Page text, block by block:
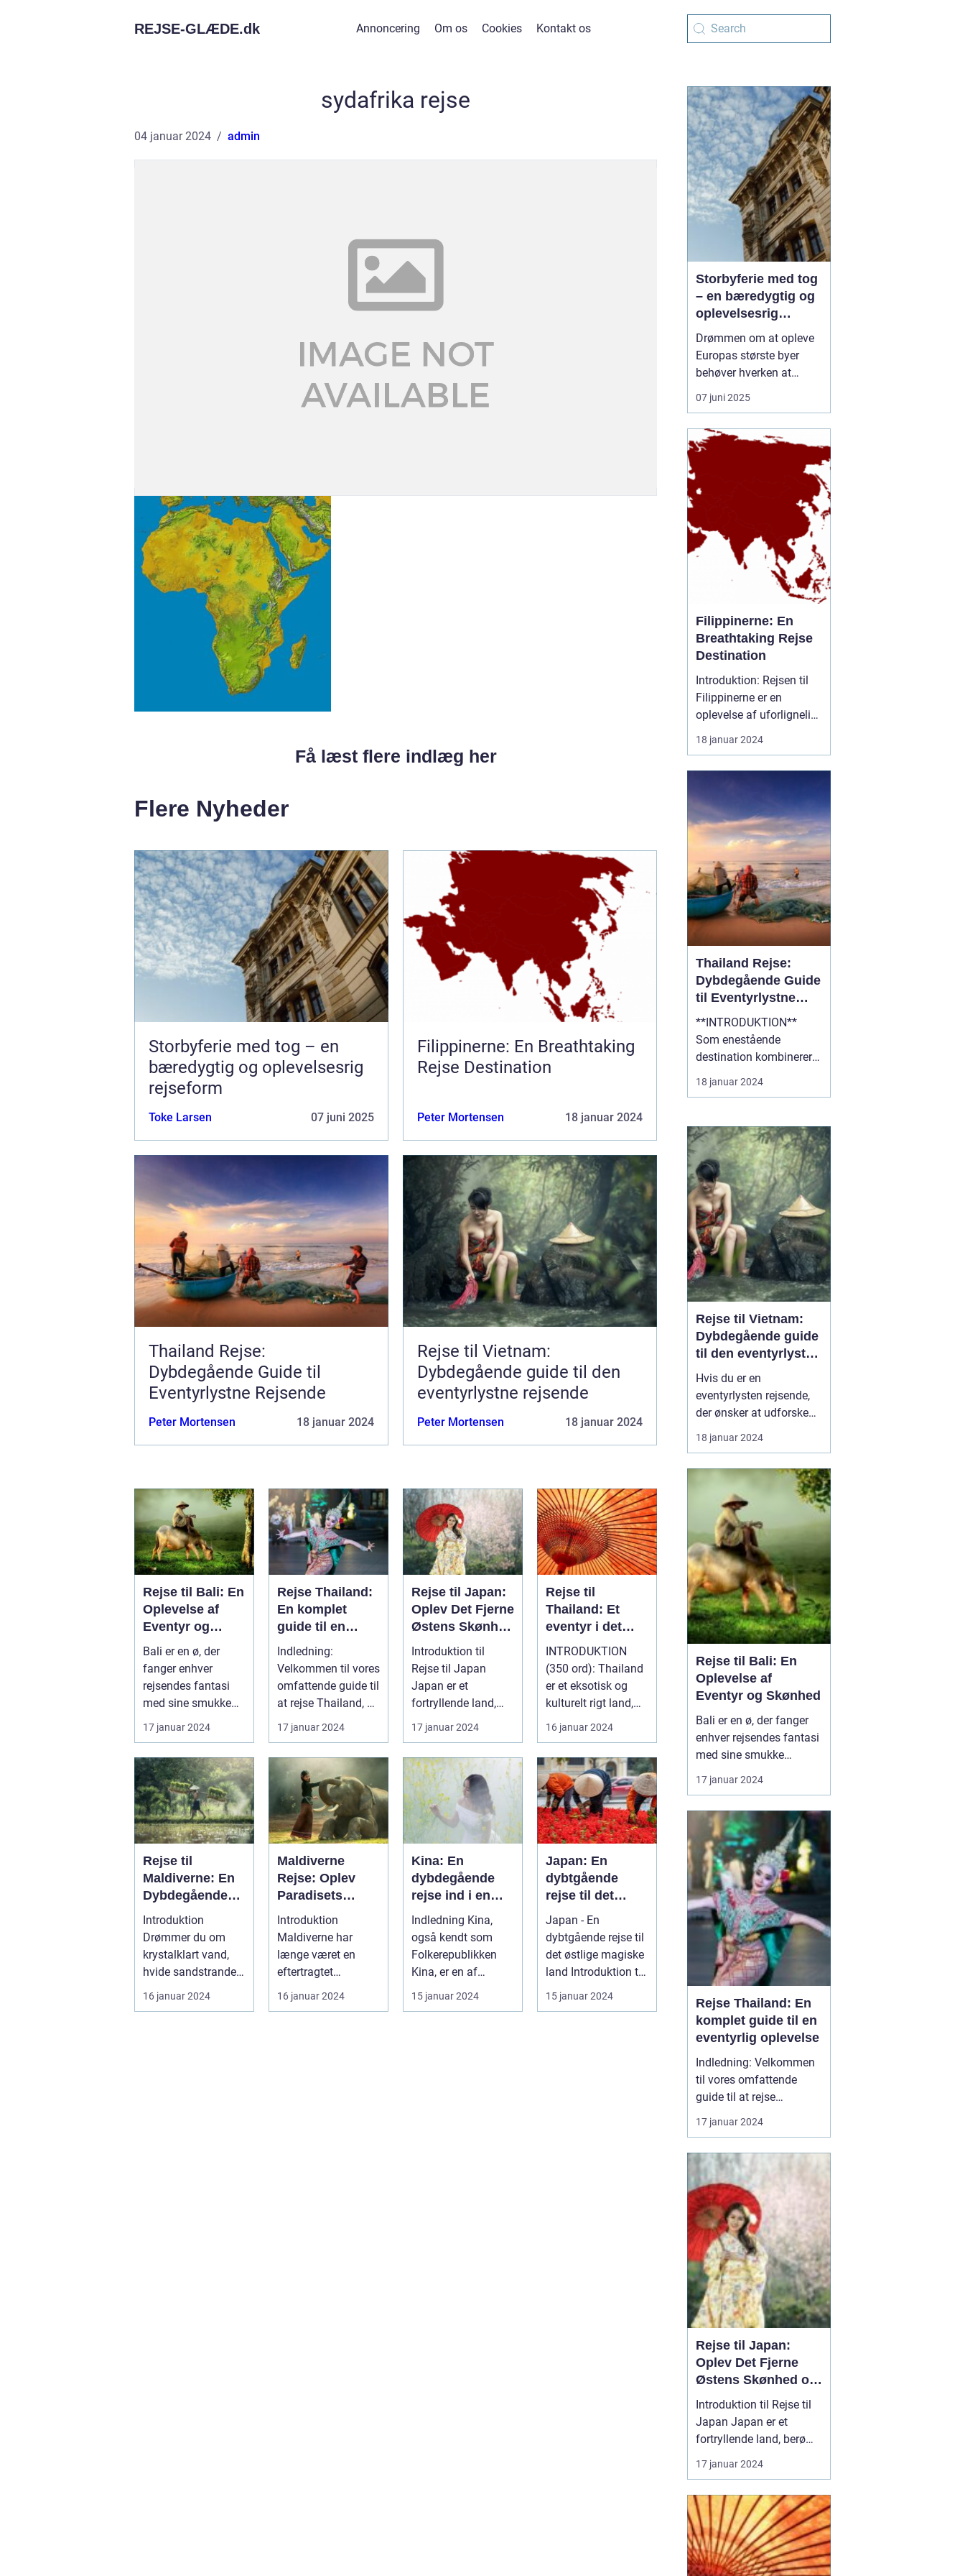
REJSE-GLÆDE.dk Annoncering Om os Cookies Kontakt os
sydafrika rejse
04 januar 2024 admin
Få læst flere indlæg her
Flere Nyheder
Storbyferie med tog – en
bæredygtig og oplevelsesrig
rejseform
Toke Larsen 07 juni 2025
Filippinerne: En Breathtaking
Rejse Destination
Peter Mortensen 18 januar 2024
Thailand Rejse:
Dybdegående Guide til
Eventyrlystne Rejsende
Peter Mortensen 18 januar 2024
Rejse til Vietnam:
Dybdegående guide til den
eventyrlystne rejsende
Peter Mortensen 18 januar 2024
Rejse til Bali: En
Oplevelse af
Eventyr og
Skønhed
Bali er en ø, der
fanger enhver
rejsendes fantasi
med sine smukke
strande, frodige
rismarker og en u...
17 januar 2024
Rejse Thailand:
En komplet
guide til en
eventyrlig
oplevelse
Indledning:
Velkommen til vores
omfattende guide til
at rejse Thailand, et
land rigt på kultur,
hist...
17 januar 2024
Rejse til Japan:
Oplev Det Fjerne
Østens Skønhed
og Kultur
Introduktion til
Rejse til Japan
Japan er et
fortryllende land,
berømt for sin
unikke blanding af
g...
17 januar 2024
Rejse til
Thailand: Et
eventyr i det
sydøstasiatiske
paradis
INTRODUKTION
(350 ord): Thailand
er et eksotisk og
kulturelt rigt land,
der har tiltrukket
rejsende...
16 januar 2024
Rejse til
Maldiverne: En
Dybdegående
Oplevelse af
Paradis
Introduktion
Drømmer du om
krystalklart vand,
hvide sandstrande
og en afslappende
atmosfære? Så er
16 januar 2024
Maldiverne
Rejse: Oplev
Paradisets
Skønhed og
Historie
Introduktion
Maldiverne har
længe været en
eftertragtet
destination for
rejsende, der søger
16 januar 2024
Kina: En
dybdegående
rejse ind i en
gammel kultur
Indledning Kina,
også kendt som
Folkerepublikken
Kina, er en af
verdens ældste og
mest befolkede na...
15 januar 2024
Japan: En
dybtgående
rejse til det
østlige magiske
land
Japan - En
dybtgående rejse til
det østlige magiske
land Introduktion til
Japan Japan, et
land be...
15 januar 2024
Storbyferie med tog
– en bæredygtig og
oplevelsesrig
rejseform
Drømmen om at opleve
Europas største byer
behøver hverken at
inkludere lange
ventetider i lufthavnen
udledninger. En
klimavenligt alternativ til
07 juni 2025
Filippinerne: En
Breathtaking Rejse
Destination
Introduktion: Rejsen til
Filippinerne er en
oplevelse af uforlignelig
skønhed og dyb kultur.
Dette eventyrland skaber
strande, frodige
regnskove,
dybhavsdykning og en
unik kulturel arv. Denne
artikel tage...
18 januar 2024
Thailand Rejse:
Dybdegående Guide
til Eventyrlystne
Rejsende
**INTRODUKTION**
Som enestående
destination kombinerer
Thailand det bedste af
kultur, natur og eventyr,
rejsemål for
eventyrlystne rejsende.
Med sin blændende
skønhed, fascinerende
historie og varme
gæstfrihed er Thailan...
18 januar 2024
Rejse til Vietnam:
Dybdegående guide
til den eventyrlystne
rejsende
Hvis du er en
eventyrlysten rejsende,
der ønsker at udforske
en ekstraordinær
destination med en rig
naturskønhed, så er en
rejse til Vietnam det
perfekte valg for dig. Fra
smukke kystlinjer og
eksotiske øer til travle
byer og bet...
18 januar 2024
Rejse til Bali: En
Oplevelse af
Eventyr og Skønhed
Bali er en ø, der fanger
enhver rejsendes fantasi
med sine smukke
strande, frodige
rismarker og en unik
tage dig med på en
dybdegående rejse til
Bali og dykke ned i, hvad
der gør denne
destination så speciel.
Uanset om du er...
17 januar 2024
Rejse Thailand: En
komplet guide til en
eventyrlig oplevelse
Indledning: Velkommen
til vores omfattende
guide til at rejse
Thailand, et land rigt på
kultur, historie og
Uanset om du er en
eventyrlysten rejsende,
en kulturel enthusiast
eller en solsøgende
strandløve, vil Thailand
præsente...
17 januar 2024
Rejse til Japan:
Oplev Det Fjerne
Østens Skønhed og
Kultur
Introduktion til Rejse til
Japan Japan er et
fortryllende land, berømt
for sin unikke blanding
af gammel tradition og
pulserende gader i Tokyo
til det fredelige Kyoto og
de ikoniske
bjerglandskaber i
17 januar 2024